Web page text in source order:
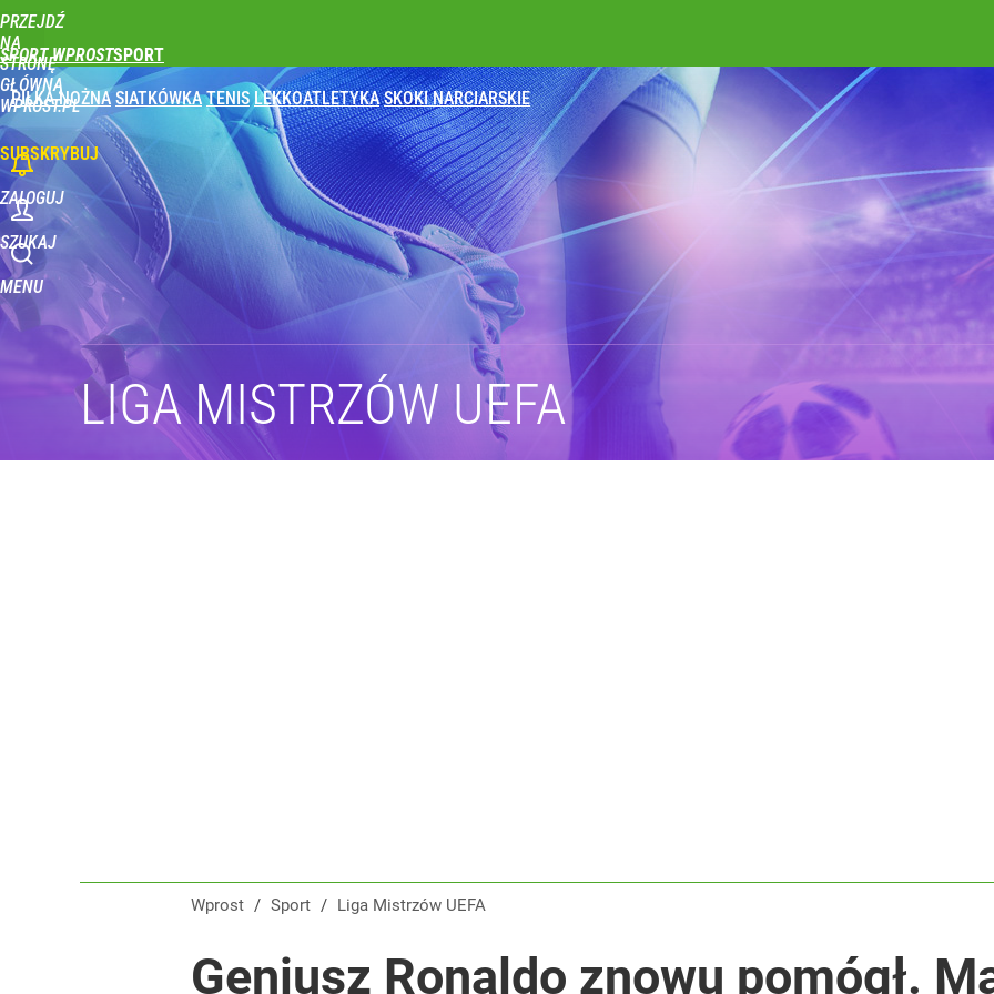
PRZEJDŹ
NA
STRONĘ
GŁÓWNĄ
WPROST.PL
SPORT WPROST
PIŁKA NOŻNA SIATKÓWKA TENIS LEKKOATLETYKA SKOKI NARCIARSKIE
SUBSKRYBUJ
ZALOGUJ
SZUKAJ
MENU
Świetne wieści dla kibiców sportu w Polsce! Komisja Europejska podjęła decyzję
dodaj
Głośna decyzja Karola Nawrockiego o ułaskawieniu. „Staruch” przerwał milczenie!
1
To największa siła reprezentacji Polski. Reszta świata patrzy z podziwem
LIGA MISTRZÓW UEFA
Wprost / Sport / Liga Mistrzów UEFA
Geniusz Ronaldo znowu pomógł.